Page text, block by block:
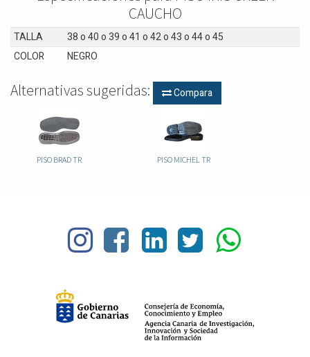
CAUCHO
TALLA 38o40o39o41 o42o43o44o45
COLOR
NEGRO
Alternativas sugeridas: Compara
PISO BRAD TR PISO MICHEL TR